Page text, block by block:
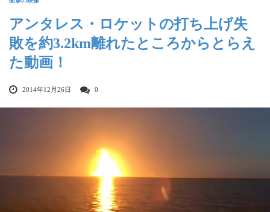
アンタレス・ロケットの打ち上げ失
敗を約3.2km離れたところからとらえ
た動画！
2014年12月26日 0